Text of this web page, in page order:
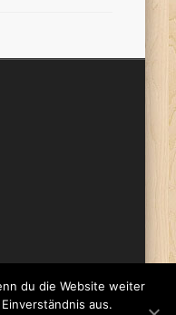
du die Website weiter
aus.